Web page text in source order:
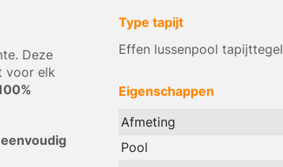
Deze
voor elk
Type tapijt
Effen lussenpool tapijttegel
Eigenschappen
Afmeting
Pool